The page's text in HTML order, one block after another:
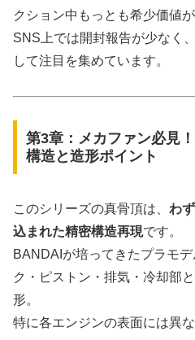
クション中もっとも希少価値
SNS上では開封報告が少なく
して注目を集めています。
第3章：メカファン必見
構造と造形ポイント
このシリーズの真骨頂は、 わ
込まれた精密構造再現です。
BANDAIが培ってきたプラモ
ク・ピストン・排気・冷却部
形。
特に各エンジンの表面には異